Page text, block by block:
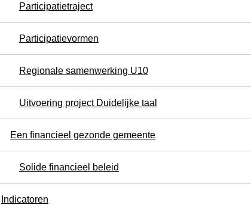
Participatietraject
Participatievormen
Regionale samenwerking U10
Uitvoering project Duidelijke taal
Een financieel gezonde gemeente
Solide financieel beleid
Indicatoren